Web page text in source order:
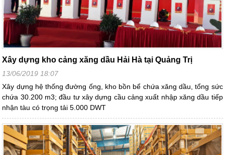
Xây dựng kho cảng xăng dầu Hải Hà tại Quảng Trị
13/06/2019 18:07
Xây dựng hệ thống đường ống, kho bồn bể chứa xăng dầu, tổng sức
chứa 30.200 m3; đầu tư xây dựng cầu cảng xuất nhập xăng dầu tiếp
nhận tàu có trọng tải 5.000 DWT